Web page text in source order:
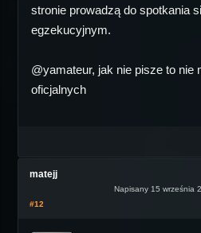
stronie prowadzą do spotkania
egzekucyjnym.
@yamateur, jak nie pisze to nie
oficjalnych
matejj
Napisany 15 września
#12